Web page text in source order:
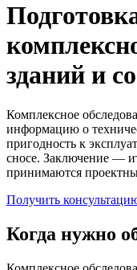
зданий и
Комплексное
информацию о
пригодность к
сносе. Заключение —
принимаются
Получить
Когда нужно